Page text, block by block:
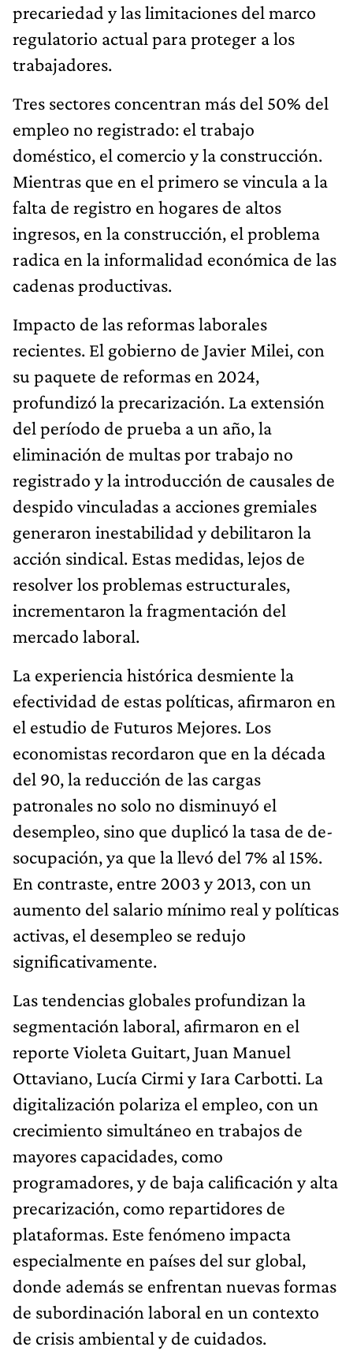
precariedad y las limitaciones del marco
regulatorio actual para proteger a los
trabajadores.
Tres sectores concentran más del 50% del
empleo no registrado: el trabajo
doméstico, el comercio y la construcción.
Mientras que en el primero se vincula a la
falta de registro en hogares de altos
ingresos, en la construcción, el problema
radica en la informalidad económica de las
cadenas productivas.
Impacto de las reformas laborales
recientes. El gobierno de Javier Milei, con
su paquete de reformas en 2024,
profundizó la precarización. La extensión
del período de prueba a un año, la
eliminación de multas por trabajo no
registrado y la introducción de causales de
despido vinculadas a acciones gremiales
generaron inestabilidad y debilitaron la
acción sindical. Estas medidas, lejos de
resolver los problemas estructurales,
incrementaron la fragmentación del
mercado laboral.
La experiencia histórica desmiente la
efectividad de estas políticas, afirmaron en
el estudio de Futuros Mejores. Los
economistas recordaron que en la década
del 90, la reducción de las cargas
patronales no solo no disminuyó el
desempleo, sino que duplicó la tasa de de-
socupación, ya que la llevó del 7% al 15%.
En contraste, entre 2003 y 2013, con un
aumento del salario mínimo real y políticas
activas, el desempleo se redujo
significativamente.
Las tendencias globales profundizan la
segmentación laboral, afirmaron en el
reporte Violeta Guitart, Juan Manuel
Ottaviano, Lucía Cirmi y Iara Carbotti. La
digitalización polariza el empleo, con un
crecimiento simultáneo en trabajos de
mayores capacidades, como
programadores, y de baja calificación y alta
precarización, como repartidores de
plataformas. Este fenómeno impacta
especialmente en países del sur global,
donde además se enfrentan nuevas formas
de subordinación laboral en un contexto
de crisis ambiental y de cuidados.